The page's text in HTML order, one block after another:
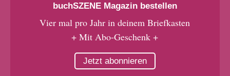
buchSZENE Magazin bestellen
Vier mal pro Jahr in deinem Briefkasten
+ Mit Abo-Geschenk +
Jetzt abonnieren